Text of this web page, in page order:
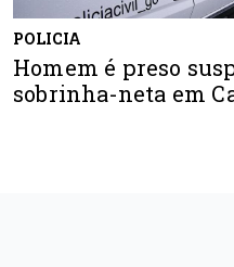
POLICIA
Homem é preso
sobrinha-neta em